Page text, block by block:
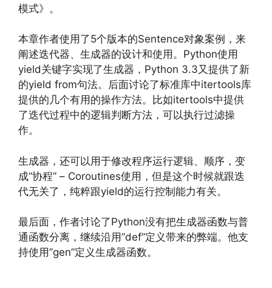
模式》。
本章作者使用了5个版本的Sentence对象案例，来
阐述迭代器、生成器的设计和使用。Python使用
yield关键字实现了生成器，Python 3.3又提供了新
的yield from句法。后面讨论了标准库中itertools库
提供的几个有用的操作方法。比如itertools中提供
了迭代过程中的逻辑判断方法，可以执行过滤操
作。
生成器，还可以用于修改程序运行逻辑、顺序，变
成“协程” – Coroutines使用，但是这个时候就跟迭
代无关了，纯粹跟yield的运行控制能力有关。
最后面，作者讨论了Python没有把生成器函数与普
通函数分离，继续沿用”def”定义带来的弊端。他支
持使用”gen”定义生成器函数。